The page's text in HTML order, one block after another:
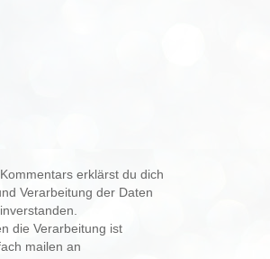
erklärst du dich
Verarbeitung der Daten
die Verarbeitung ist
mailen an